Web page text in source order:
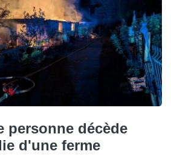
personne décède
d'une ferme